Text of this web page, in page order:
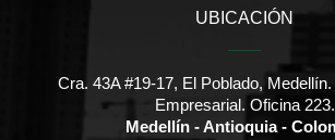
UBICACIÓN
Cra. 43A #19-17, El Poblado,
Empresarial. Oficina 223.
Medellín - Antioquia -